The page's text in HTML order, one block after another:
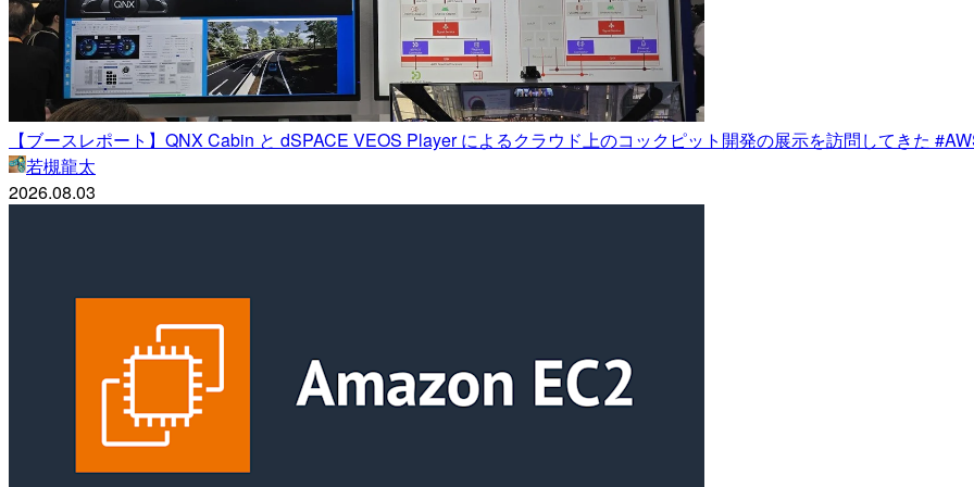
【ブースレポート】QNX Cabin と dSPACE VEOS Player によるクラウド上のコックピット開発の展示を訪問してきた
若槻龍太
2026.08.03